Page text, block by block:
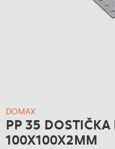
DOMAX
PP 35
100X100X2MM